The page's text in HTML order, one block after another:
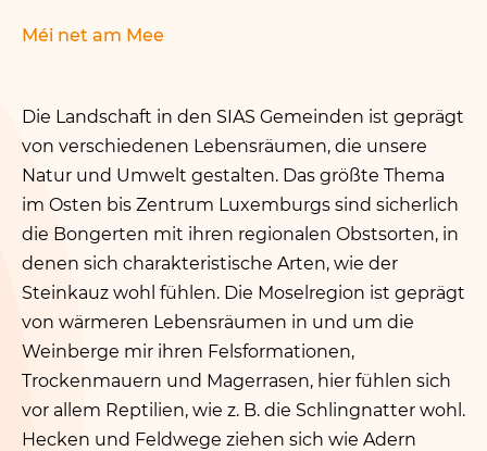
Méi net am Mee
Die Landschaft in den SIAS Gemeinden ist geprägt
von verschiedenen Lebensräumen, die unsere
Natur und Umwelt gestalten. Das größte Thema
im Osten bis Zentrum Luxemburgs sind sicherlich
die Bongerten mit ihren regionalen Obstsorten, in
denen sich charakteristische Arten, wie der
Steinkauz wohl fühlen. Die Moselregion ist geprägt
von wärmeren Lebensräumen in und um die
Weinberge mir ihren Felsformationen,
Trockenmauern und Magerrasen, hier fühlen sich
vor allem Reptilien, wie z. B. die Schlingnatter wohl.
Hecken und Feldwege ziehen sich wie Adern